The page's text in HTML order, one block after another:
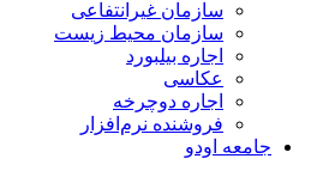
سازمان غیرانتفاعی
سازمان محیط زیست
اجاره بیلبورد
عکاسی
اجاره دوچرخه
فروشنده نرم‌افزار
جامعه اودو